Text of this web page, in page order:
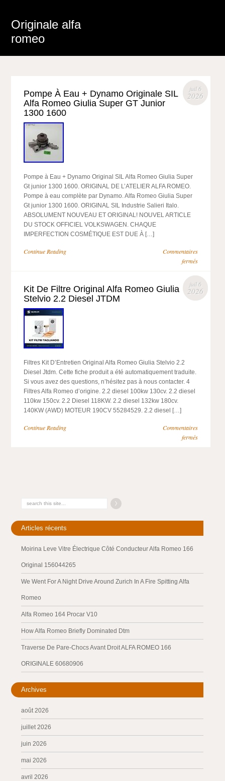
Originale alfa
romeo
juil 6
2026
Pompe À Eau + Dynamo Originale SIL
Alfa Romeo Giulia Super GT Junior
1300 1600
Pompe à Eau + Dynamo Original SIL Alfa Romeo Giulia Super
Gt junior 1300 1600. ORIGINAL DE L’ATELIER ALFA ROMEO.
Pompe à eau complète par Dynamo. Alfa Romeo Giulia Super
Gt junior 1300 1600. ORIGINAL SIL Industrie Salieri Italo.
ABSOLUMENT NOUVEAU ET ORIGINAL! NOUVEL ARTICLE
DU STOCK OFFICIEL VOLKSWAGEN. CHAQUE
IMPERFECTION COSMÉTIQUE EST DUE À […]
Continue Reading
Commentaires
fermés
juil 6
2026
Kit De Filtre Original Alfa Romeo Giulia
Stelvio 2.2 Diesel JTDM
Filtres Kit D’Entretien Original Alfa Romeo Giulia Stelvio 2.2
Diesel Jtdm. Cette fiche produit a été automatiquement traduite.
Si vous avez des questions, n’hésitez pas à nous contacter. 4
Filtres Alfa Romeo d’origine. 2.2 diesel 100kw 130cv. 2.2 diesel
110kw 150cv. 2.2 Diesel 118KW. 2.2 diesel 132kw 180cv.
140KW (AWD) MOTEUR 190CV 55284529. 2.2 diesel […]
Continue Reading
Commentaires
fermés
Articles récents
Moirina Leve Vitre Électrique Côté Conducteur Alfa Romeo 166
Original 156044265
We Went For A Night Drive Around Zurich In A Fire Spitting Alfa
Romeo
Alfa Romeo 164 Procar V10
How Alfa Romeo Briefly Dominated Dtm
Traverse De Pare-Chocs Avant Droit ALFA ROMEO 166
ORIGINALE 60680906
Archives
août 2026
juillet 2026
juin 2026
mai 2026
avril 2026